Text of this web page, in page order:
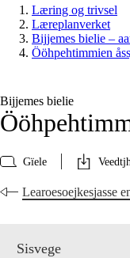
Læring og trivsel
Læreplanverket
Bijjemes bielie –
Ööhpehtimmien
Bijjemes bielie
Gïele Veedtjh
Learoesoejkesjasse
Sisvege